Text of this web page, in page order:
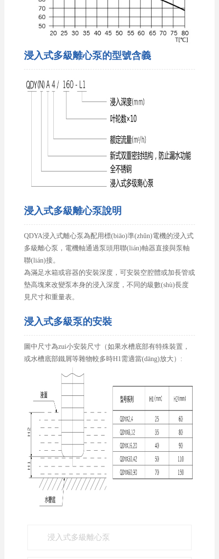
浸入式多級離心泵的型號含義
浸入式多級離心泵說明
QDYA浸入式離心泵為配用標(biāo)準(zhǔn)電機的浸入式
多級離心泵，電機軸通過泵頭用聯(lián)軸器直接與泵軸
聯(lián)接。
為滿足水箱或容器的安裝深度，可安裝空腔體或加長管或
墊高塊來改變泵本身的浸入深度，不同的級數(shù)長度
見尺寸和重量表。
浸入式多級泵的安裝
圖中尺寸為zui小安裝尺寸（如果水槽底部有特殊裝置，
或水槽底部鐵屑等雜物較多時H1需適當(dāng)放大）:
浸入式多級離心泵